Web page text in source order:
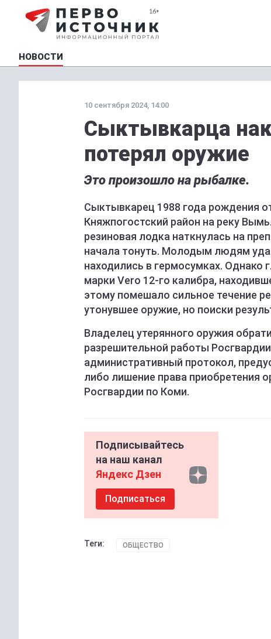
НОВОСТИ
10 сентября 2024, 14:00
Сыктывкарца
потерял оружие
Это произошло на рыбалке.
Сыктывкарец 1988 года рождения
Княжпогостский район на реку
резиновая лодка наткнулась на
начала тонуть. Молодым людям
находились в гермосумках. Однако
марки Vero 12-го калибра,
этому помешало сильное течение
утонувшее оружие, но поиски
Владелец утерянного оружия
разрешительной работы
административный протокол,
либо лишение права приобретения
Росгвардии по Коми.
Подписывайтесь
на наш канал
Яндекс Дзен
Подписаться
Теги: ОБЩЕСТВО